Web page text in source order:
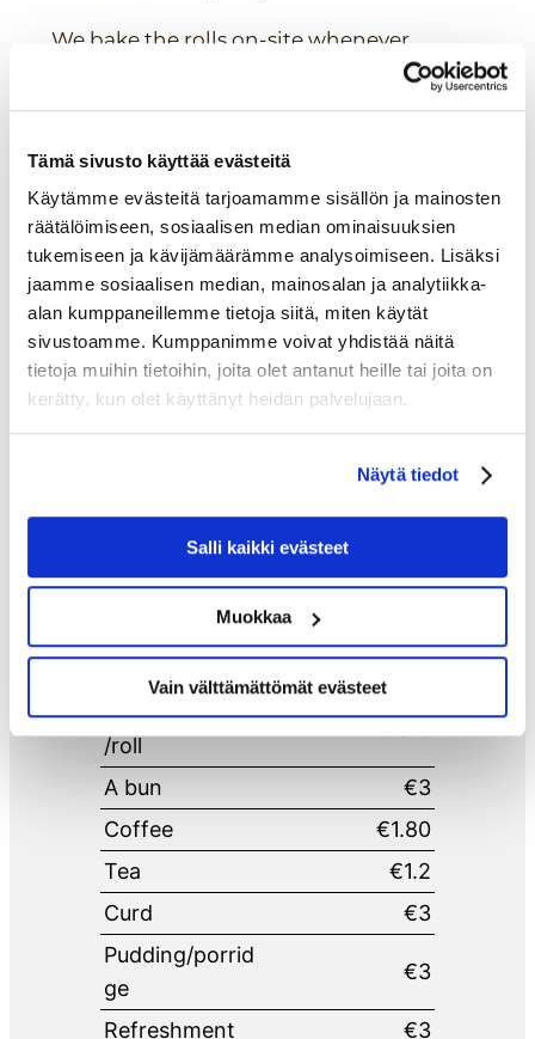
Tämä sivusto käyttää evästeitä
Käytämme evästeitä tarjoamamme sisällön ja mainosten
räätälöimiseen, sosiaalisen median ominaisuuksien
tukemiseen ja kävijämäärämme analysoimiseen. Lisäksi
jaamme sosiaalisen median, mainosalan ja analytiikka-
alan kumppaneillemme tietoja siitä, miten käytät
sivustoamme. Kumppanimme voivat yhdistää näitä
tietoja muihin tietoihin, joita olet antanut heille tai joita on
kerätty, kun olet käyttänyt heidän palvelujaan.
Näytä tiedot
Salli kaikki evästeet
Muokkaa
Vain välttämättömät evästeet
We bake the rolls on-site whenever
possible and use leftover porridge from
To-Go Snacks
Knitter offers snacks available for
purchase to-go during opening hours.
We offer a changing selection of
smoothies, filled bagels/croissants/rolls,
buns, fresh porridge, chia puddings,
coffee/tea, skyr yogurt snacks, and
refreshments.
Bagel/croissant
/roll
A bun
€3
Coffee
€1.80
Tea
€1.2
Curd
€3
Pudding/porrid
ge
€3
Refreshment €3